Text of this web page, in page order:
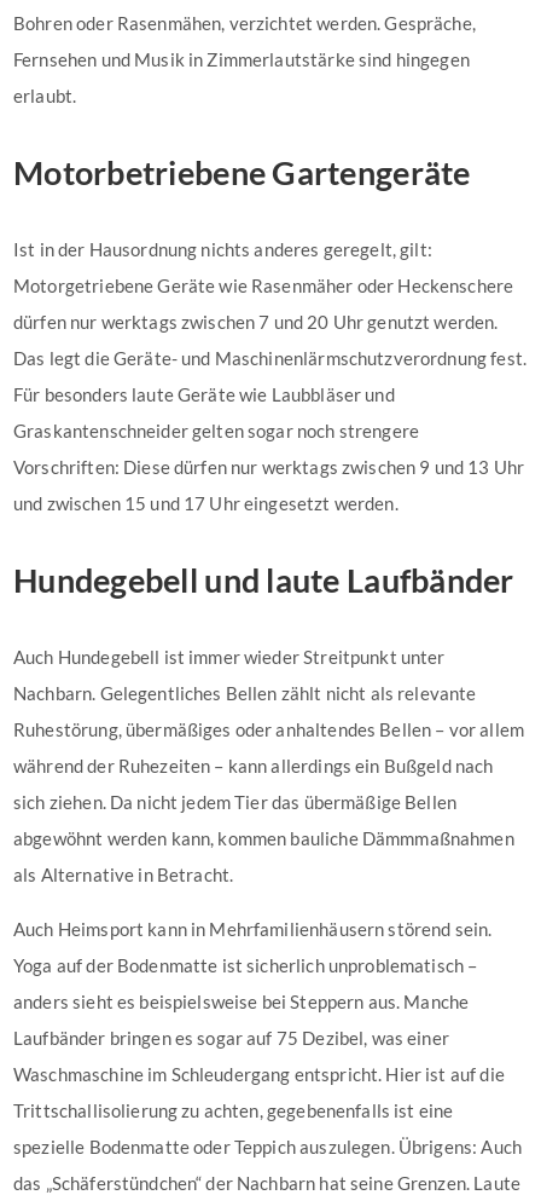
Bohren oder Rasenmähen, verzichtet werden. Gespräche,
Fernsehen und Musik in Zimmerlautstärke sind hingegen
erlaubt.
Motorbetriebene Gartengeräte
Ist in der Hausordnung nichts anderes geregelt, gilt:
Motorgetriebene Geräte wie Rasenmäher oder Heckenschere
dürfen nur werktags zwischen 7 und 20 Uhr genutzt werden.
Das legt die Geräte- und Maschinenlärmschutzverordnung fest.
Für besonders laute Geräte wie Laubbläser und
Graskantenschneider gelten sogar noch strengere
Vorschriften: Diese dürfen nur werktags zwischen 9 und 13 Uhr
und zwischen 15 und 17 Uhr eingesetzt werden.
Hundegebell und laute Laufbänder
Auch Hundegebell ist immer wieder Streitpunkt unter
Nachbarn. Gelegentliches Bellen zählt nicht als relevante
Ruhestörung, übermäßiges oder anhaltendes Bellen – vor allem
während der Ruhezeiten – kann allerdings ein Bußgeld nach
sich ziehen. Da nicht jedem Tier das übermäßige Bellen
abgewöhnt werden kann, kommen bauliche Dämmmaßnahmen
als Alternative in Betracht.
Auch Heimsport kann in Mehrfamilienhäusern störend sein.
Yoga auf der Bodenmatte ist sicherlich unproblematisch –
anders sieht es beispielsweise bei Steppern aus. Manche
Laufbänder bringen es sogar auf 75 Dezibel, was einer
Waschmaschine im Schleudergang entspricht. Hier ist auf die
Trittschallisolierung zu achten, gegebenenfalls ist eine
spezielle Bodenmatte oder Teppich auszulegen. Übrigens: Auch
das „Schäferstündchen“ der Nachbarn hat seine Grenzen. Laute